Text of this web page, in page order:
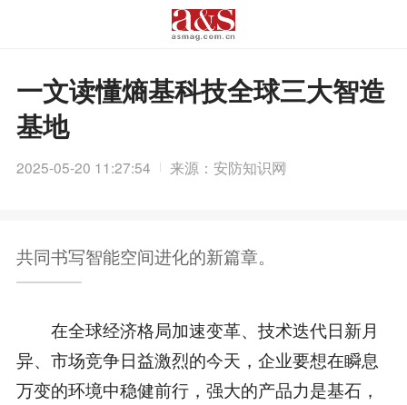
一文读懂熵基科技全球三大智造
基地
2025-05-20 11:27:54 来源：安防知识网
共同书写智能空间进化的新篇章。
在全球经济格局加速变革、技术迭代日新月
异、市场竞争日益激烈的今天，企业要想在瞬息
万变的环境中稳健前行，强大的产品力是基石，